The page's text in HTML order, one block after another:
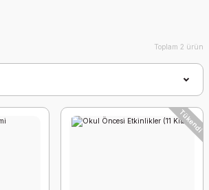
Toplam 2 ürün
Tükendi